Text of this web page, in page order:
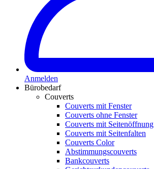
Anmelden
Bürobedarf
Couverts
Couverts mit Fenster
Couverts ohne Fenster
Couverts mit Seitenöffnung
Couverts mit Seitenfalten
Couverts Color
Abstimmungscouverts
Bankcouverts